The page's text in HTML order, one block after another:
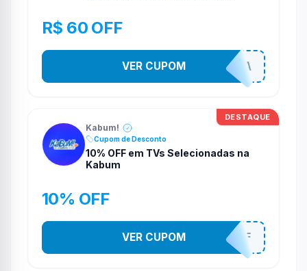
R$ 60 OFF
COMPRAJA
VER CUPOM
DESTAQUE
Kabum!
Cupom de Desconto
10% OFF em TVs Selecionadas na
Kabum
10% OFF
TV10OFF
VER CUPOM